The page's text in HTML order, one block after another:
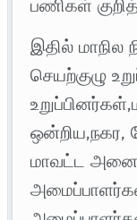
பணிகள்
இதில் மாநில
செயற்குழு
ஒன்றிய,நகர,
மாவட்ட